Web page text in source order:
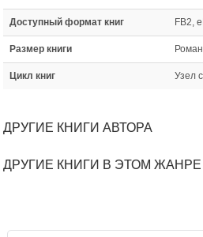
Доступный формат книг FB2,
Размер книги
Цикл книг Узел
ДРУГИЕ КНИГИ АВТОРА
ДРУГИЕ КНИГИ В ЭТОМ ЖАНРЕ